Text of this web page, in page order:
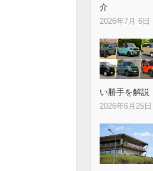
介
2026年7月 6日
い勝手を解説
2026年6月25日